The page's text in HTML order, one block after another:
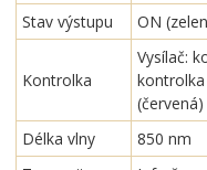
Stav výstupu
ON
Kontrolka
Vysílač:
(červená)
Délka vlny
850 nm